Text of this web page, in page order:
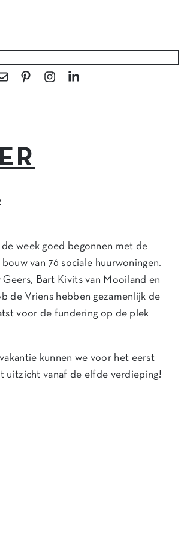
de week goed begonnen met de
van 76 sociale huurwoningen.
Bart Kivits van Mooiland en
de Vriens hebben gezamenlijk de
voor de fundering op de plek
kunnen we voor het eerst
uitzicht vanaf de elfde verdieping!